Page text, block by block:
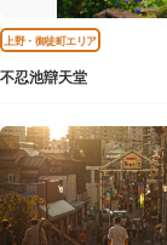
上野・御徒町エリア
不忍池辯天堂